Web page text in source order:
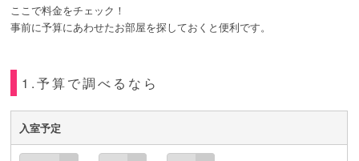
ここで料金をチェック！
事前に予算にあわせたお部屋を探しておくと便利です。
1.予算で調べるなら
入室予定